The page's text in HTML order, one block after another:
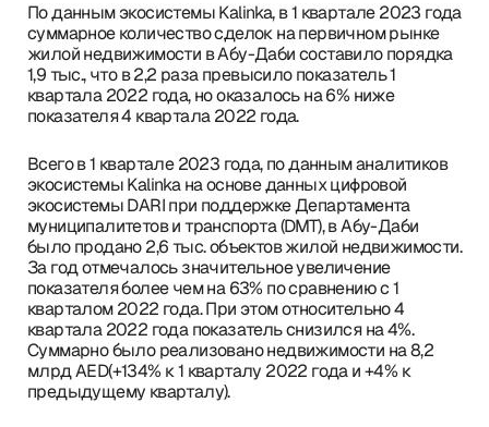
По данным экосистемы Kalinka, в 1 квартале 2023 года
суммарное количество сделок на первичном рынке
жилой недвижимости в Абу-Даби составило порядка
1,9 тыс., что в 2,2 раза превысило показатель 1
квартала 2022 года, но оказалось на 6% ниже
показателя 4 квартала 2022 года.
Всего в 1 квартале 2023 года, по данным аналитиков
экосистемы Kalinka на основе данных цифровой
экосистемы DARI при поддержке Департамента
муниципалитетов и транспорта (DMT), в Абу-Даби
было продано 2,6 тыс. объектов жилой недвижимости.
За год отмечалось значительное увеличение
показателя более чем на 63% по сравнению с 1
кварталом 2022 года. При этом относительно 4
квартала 2022 года показатель снизился на 4%.
Суммарно было реализовано недвижимости на 8,2
млрд AED(+134% к 1 кварталу 2022 года и +4% к
предыдущему кварталу).